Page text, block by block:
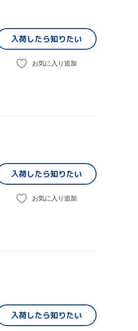
入荷したら知りたい
お気に入り追加
入荷したら知りたい
お気に入り追加
入荷したら知りたい